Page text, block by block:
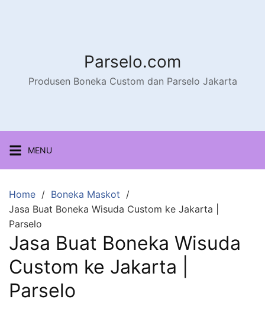
Parselo.com
Produsen Boneka Custom dan Parselo Jakarta
MENU
Home
Boneka Maskot
Jasa Buat Boneka Wisuda Custom ke Jakarta |
Parselo
Jasa Buat Boneka Wisuda
Custom ke Jakarta |
Parselo